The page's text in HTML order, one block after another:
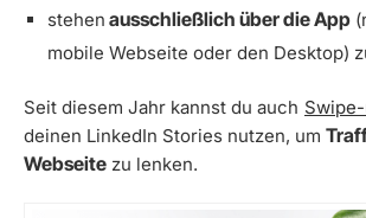
stehen ausschließlich über die App
mobile Webseite oder den Desktop)
Seit diesem Jahr kannst du auch
deinen LinkedIn Stories nutzen, um
Webseite zu lenken.